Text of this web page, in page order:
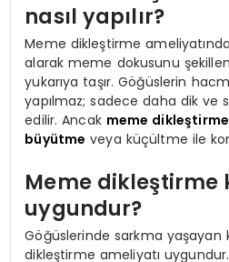
nasıl yapılır?
Meme dikleştirme
alarak meme dokusunu
yukarıya taşır. Göğüslerin
yapılmaz; sadece daha dik ve
edilir. Ancak meme dikleştirme
büyütme veya küçültme ile
Meme dikleştirme
uygundur?
Göğüslerinde sarkma yaşayan
dikleştirme ameliyatı